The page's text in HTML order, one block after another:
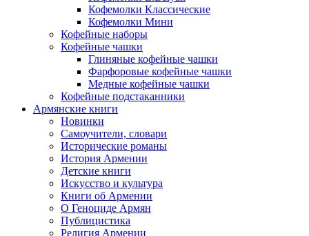
Кофемолки Классические
Кофемолки Мини
Кофейные наборы
Кофейные чашки
Глиняные кофейные чашки
Фарфоровые кофейные чашки
Медные кофейные чашки
Кофейные подстаканники
Армянские книги
Новинки
Самоучители, словари
Исторические романы
История Армении
Детские книги
Иcкусство и культура
Книги об Армении
О Геноциде Армян
Публицистика
Религия Армении